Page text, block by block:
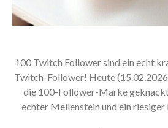
100 Twitch Follower sind ein echt
Twitch-Follower! Heute
die 100-Follower-Marke
echter Meilenstein und ein